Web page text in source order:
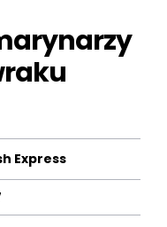
Express